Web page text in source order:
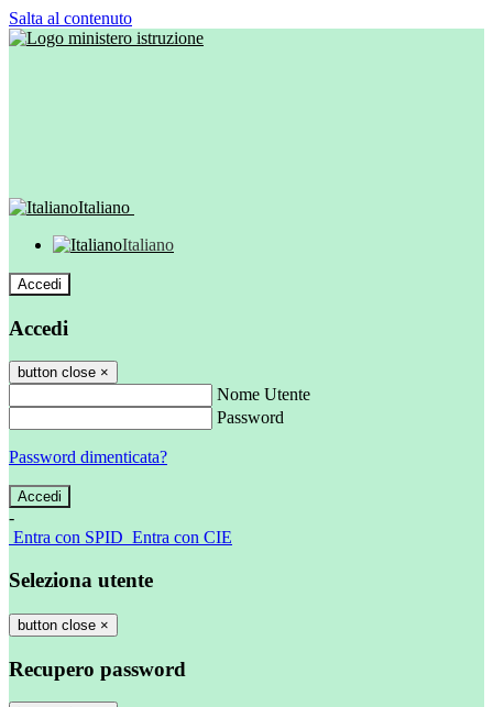
Salta al contenuto
Italiano
Italiano
Accedi
Accedi
button close ×
Nome Utente
Password
Password dimenticata?
-
Entra con SPID Entra con CIE
Seleziona utente
button close ×
Recupero password